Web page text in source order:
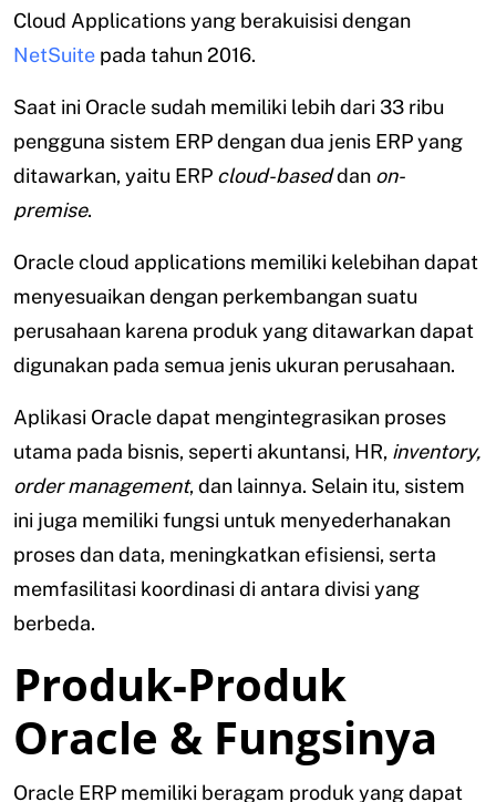
Cloud Applications yang berakuisisi dengan
NetSuite pada tahun 2016.
Saat ini Oracle sudah memiliki lebih dari 33 ribu
pengguna sistem ERP dengan dua jenis ERP yang
ditawarkan, yaitu ERP cloud-baseddan on-
premise.
Oracle cloud applications memiliki kelebihan dapat
menyesuaikan dengan perkembangan suatu
perusahaan karena produk yang ditawarkan dapat
digunakan pada semua jenis ukuran perusahaan.
Aplikasi Oracle dapat mengintegrasikan proses
utama pada bisnis, seperti akuntansi, HR, inventory,
order management, dan lainnya. Selain itu, sistem
ini juga memiliki fungsi untuk menyederhanakan
proses dan data, meningkatkan efisiensi, serta
memfasilitasi koordinasi di antara divisi yang
berbeda.
Produk-Produk
Oracle & Fungsinya
Oracle ERP memiliki beragam produk yang dapat